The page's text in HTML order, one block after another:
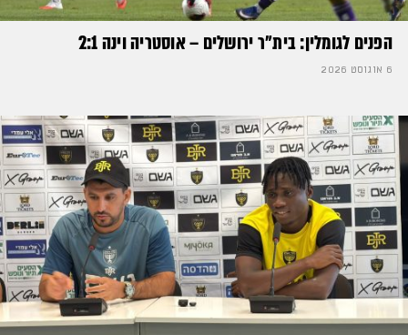
הפנים לגומלין: בית״ר ירושלים – אוסטריה וינה 2:1
6 אוגוסט 2026